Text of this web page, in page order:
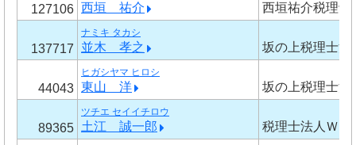
127106 西垣 祐介 西垣祐介税理士
137717
ナミキ タカシ
並木 孝之 坂の上税理士法
44043
ヒガシヤマ ヒロシ
東山 洋 坂の上税理士法
89365
ツチエ セイイチロウ
土江 誠一郎 税理士法人ＷＩ